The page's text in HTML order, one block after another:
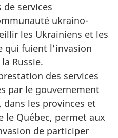
de services
ukraino-
les Ukrainiens et les
qui fuient l’invasion
Russie.
des services
par le gouvernement
dans les provinces et
le Québec, permet aux
de participer